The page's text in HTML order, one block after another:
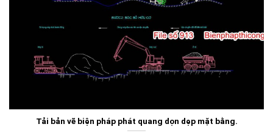
Tải bản vẽ biện pháp phát quang dọn dẹp mặt bằng.